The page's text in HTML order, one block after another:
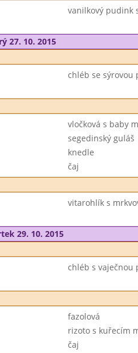
vanilkový pudink
27. 10. 2015
chléb se sýrovou
vločková s baby
segedinský guláš
knedle
čaj
vitarohlík s
29. 10. 2015
chléb s vaječnou
fazolová
rizoto s kuřecím
čaj